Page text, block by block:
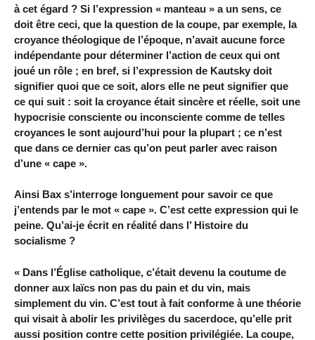
à cet égard ? Si l’expression « manteau » a un sens, ce
doit être ceci, que la question de la coupe, par exemple, la
croyance théologique de l’époque, n’avait aucune force
indépendante pour déterminer l’action de ceux qui ont
joué un rôle ; en bref, si l’expression de Kautsky doit
signifier quoi que ce soit, alors elle ne peut signifier que
ce qui suit : soit la croyance était sincère et réelle, soit une
hypocrisie consciente ou inconsciente comme de telles
croyances le sont aujourd’hui pour la plupart ; ce n’est
que dans ce dernier cas qu’on peut parler avec raison
d’une « cape ».
Ainsi Bax s’interroge longuement pour savoir ce que
j’entends par le mot « cape ». C’est cette expression qui le
peine. Qu’ai-je écrit en réalité dans l’ Histoire du
socialisme ?
« Dans l’Église catholique, c’était devenu la coutume de
donner aux laïcs non pas du pain et du vin, mais
simplement du vin. C’est tout à fait conforme à une théorie
qui visait à abolir les privilèges du sacerdoce, qu’elle prit
aussi position contre cette position privilégiée. La coupe,